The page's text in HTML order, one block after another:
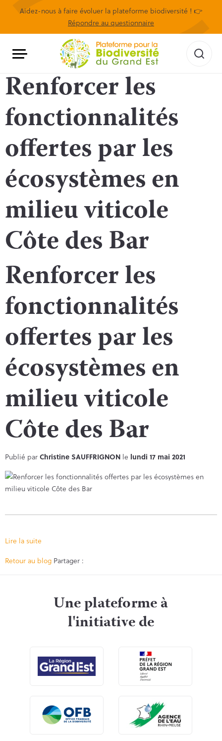
Aidez-nous à faire évoluer la plateforme biodiversité ! 👉
Répondre au questionnaire
Renforcer les
fonctionnalités
offertes par les
écosystèmes en
milieu viticole
Côte des Bar
Renforcer les
fonctionnalités
offertes par les
écosystèmes en
milieu viticole
Côte des Bar
Publié parChristine SAUFFRIGNON le lundi 17 mai 2021
Lire la suite
Retour au blog Partager :
Une plateforme à
l'initiative de